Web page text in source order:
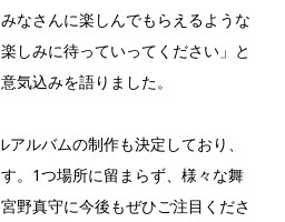
なさんに楽しんでもらえるような
しみに待っていってください」と
気込みを語りました。
ルバムの制作も決定しており、
。1つ場所に留まらず、様々な舞
野真守に今後もぜひご注目くださ